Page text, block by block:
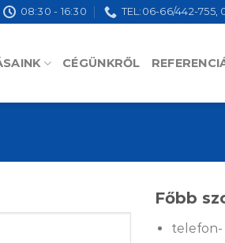
08:30 - 16:30 TEL:06-66/442-755,
CÉGÜNKRŐL
Főbb
telefon-